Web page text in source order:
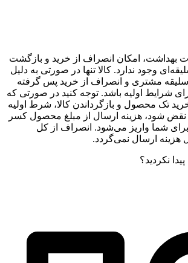
بهداشت، امکان انصراف از خرید و بازگشت
وجود ندارد. کالا تنها در صورتی به دلیل
سلیقه مشتری و انصراف از خرید پس گرفته
شرایط اولیه باشد. توجه کنید در صورتی که
تک محصول و بازگرداندن کالا، شرط اولیه
نقض شود، هزینه ارسال از مبلغ محصول کسر
شما واریز می‌شود. انصراف از کل
ارسال نمی‌گردد.
نکردید؟